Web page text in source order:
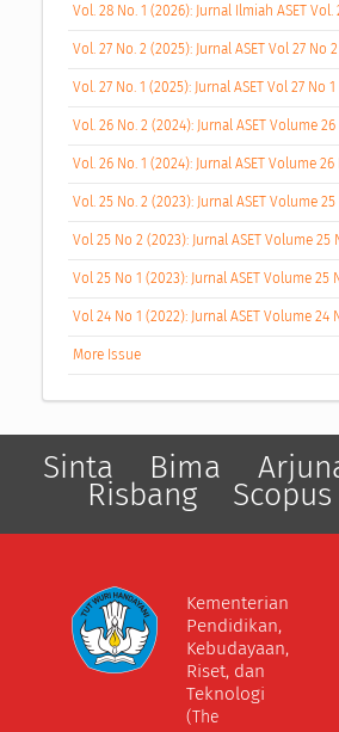
Vol. 28 No. 1 (2026): Jurnal Ilmiah ASET Vol.
Vol. 27 No. 2 (2025): Jurnal ASET Vol 27 No 2
Vol. 27 No. 1 (2025): Jurnal ASET Vol 27 No 1
Vol. 26 No. 2 (2024): Jurnal ASET Volume 26
Vol. 26 No. 1 (2024): Jurnal ASET Volume 26
Vol. 25 No. 2 (2023): Jurnal ASET Volume 25
Vol 25 No 2 (2023): Jurnal ASET Volume 25
Vol 25 No 1 (2023): Jurnal ASET Volume 25
Vol 24 No 1 (2022): Jurnal ASET Volume 24
More Issue
Sinta Bima
Risbang Scopus
Kementerian
Pendidikan,
Kebudayaan,
Riset, dan
Teknologi
(The